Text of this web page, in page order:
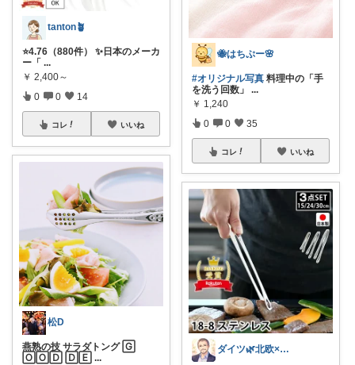
tanton🪴
⭐4.76（880件） ✨日本のメーカ
ー「 ...
￥ 2,400～
0 0 14
コレ いいね
松D
燕熟の技 サラダトング 🄶
🄾🄾🄳 🄳🄴 ...
🐝はちぷー🌸
#オリジナル写真 料理中の「手
を洗う回数」
...
￥ 1,240
0 0 35
コレ いいね
ダイツ🌿北欧×日本｜無理のない道具選び